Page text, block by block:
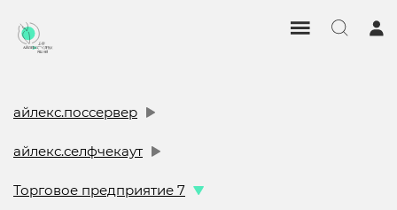
айлекс.поссервер
айлекс.селфчекаут
Торговое предприятие 7